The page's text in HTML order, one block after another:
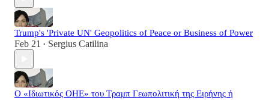
Trump's 'Private UN' Geopolitics of Peace or Business of Power
Feb 21 • Sergius Catilina
Ο «Ιδιωτικός ΟΗΕ» του Τραμπ Γεωπολιτική της Ειρήνης ή